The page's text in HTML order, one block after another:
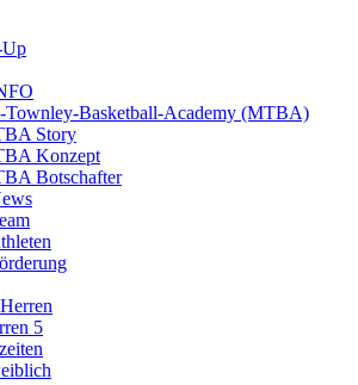
Up
Basketball-Academy (MTBA)
Story
Konzept
Botschafter
5